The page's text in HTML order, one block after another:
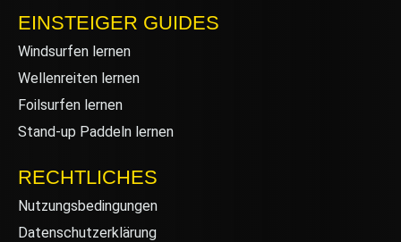
EINSTEIGER GUIDES
Windsurfen lernen
Wellenreiten lernen
Foilsurfen lernen
Stand-up Paddeln lernen
RECHTLICHES
Nutzungsbedingungen
Datenschutzerklärung